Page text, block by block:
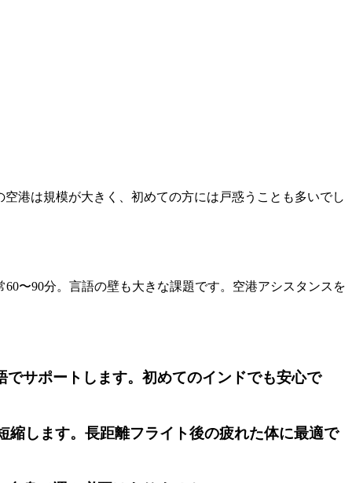
港は規模が大きく、初めての方には戸惑うことも多いでし
〜90分。言語の壁も大きな課題です。空港アシスタンスを
サポートします。初めてのインドでも安心で
縮します。長距離フライト後の疲れた体に最適で